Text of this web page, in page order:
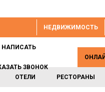
НЕДВИЖИМОСТЬ
ОТЕЛИ РЕСТОРАНЫ
НАПИСАТЬ
ЗВОНОК